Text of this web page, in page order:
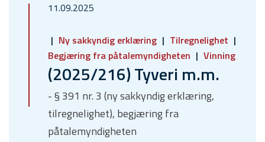
11.09.2025
Ny sakkyndig erklæring
Tilregnelighet
Begjæring fra påtalemyndigheten
Vinning
(2025/216) Tyveri m.m.
- § 391 nr. 3 (ny sakkyndig erklæring,
tilregnelighet), begjæring fra
påtalemyndigheten